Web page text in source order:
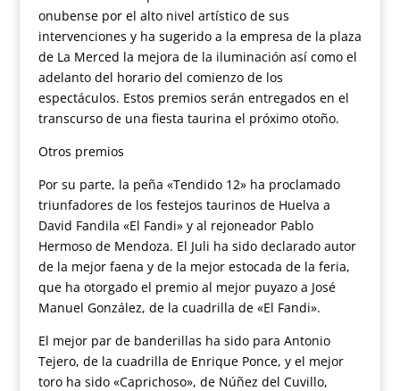
onubense por el alto nivel artístico de sus
intervenciones y ha sugerido a la empresa de la plaza
de La Merced la mejora de la iluminación así como el
adelanto del horario del comienzo de los
espectáculos. Estos premios serán entregados en el
transcurso de una fiesta taurina el próximo otoño.
Otros premios
Por su parte, la peña «Tendido 12» ha proclamado
triunfadores de los festejos taurinos de Huelva a
David Fandila «El Fandi» y al rejoneador Pablo
Hermoso de Mendoza. El Juli ha sido declarado autor
de la mejor faena y de la mejor estocada de la feria,
que ha otorgado el premio al mejor puyazo a José
Manuel González, de la cuadrilla de «El Fandi».
El mejor par de banderillas ha sido para Antonio
Tejero, de la cuadrilla de Enrique Ponce, y el mejor
toro ha sido «Caprichoso», de Núñez del Cuvillo,